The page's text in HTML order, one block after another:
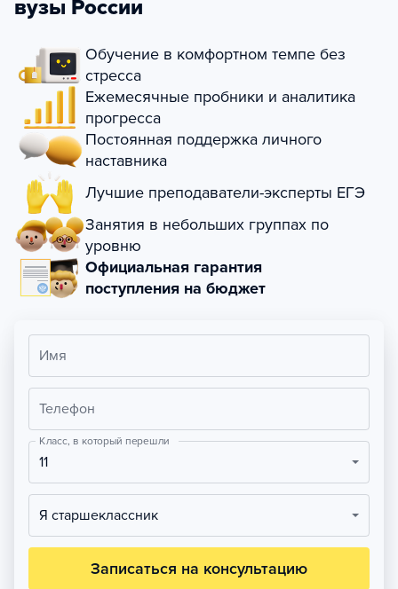
вузы России
Обучение в комфортном темпе без
стресса
Ежемесячные пробники и аналитика
прогресса
Постоянная поддержка личного
наставника
Лучшие преподаватели-эксперты ЕГЭ
Занятия в небольших группах по
уровню
Официальная гарантия
поступления на бюджет
Имя
Телефон
Класс, в который перешли
11
Я старшеклассник
Записаться на консультацию